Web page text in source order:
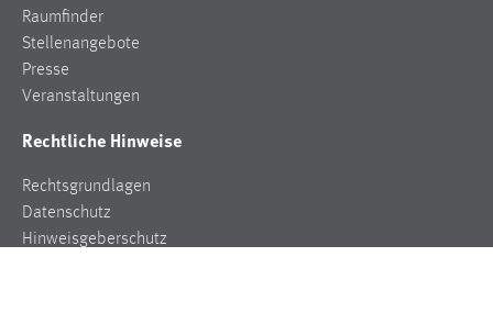
Raumfinder
Stellenangebote
Presse
Veranstaltungen
Rechtliche Hinweise
Rechtsgrundlagen
Datenschutz
Hinweisgeberschutz
Vimeo